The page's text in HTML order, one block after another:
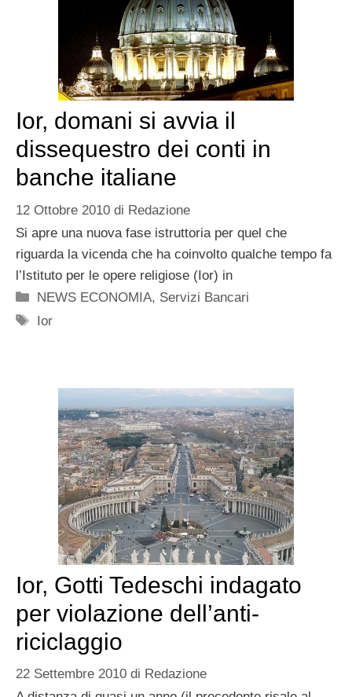
Ior, domani si avvia il
dissequestro dei conti in
banche italiane
12 Ottobre 2010 di Redazione
Si apre una nuova fase istruttoria per quel che
riguarda la vicenda che ha coinvolto qualche tempo fa
l’Istituto per le opere religiose (Ior) in
Categorie
NEWS ECONOMIA, Servizi Bancari
Tag
Ior
Ior, Gotti Tedeschi indagato
per violazione dell’anti-
riciclaggio
22 Settembre 2010 di Redazione